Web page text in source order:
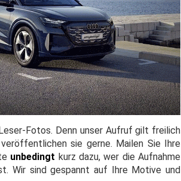
Fotos. Denn unser Aufruf gilt freilich
sie gerne. Mailen Sie Ihre
unbedingt kurz dazu, wer die Aufnahme
Wir sind gespannt auf Ihre Motive und